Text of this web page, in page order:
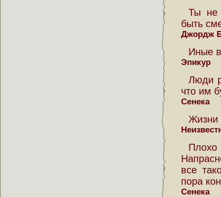
Ты не
быть
Джордж
Иные
Эпикур
Люди
что им
Сенека
Жизни
Плохо
все
пора
Сенека